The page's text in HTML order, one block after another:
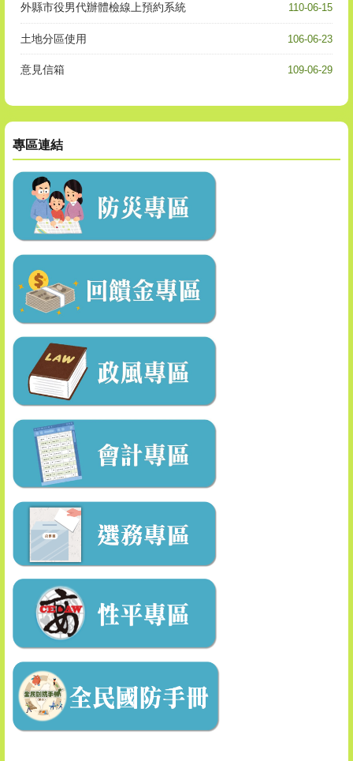
110-06-15
外縣市役男代辦體檢線上預約系統
106-06-23
土地分區使用
109-06-29
意見信箱
專區連結